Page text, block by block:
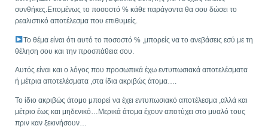
συνθήκες.Επομένως το ποσοστό % κάθε παράγοντα θα σου δώσει το
ρεαλιστικό αποτέλεσμα που επιθυμείς.
Το θέμα είναι ότι αυτό το ποσοστό % ,μπορείς να το ανεβάσεις εσύ με τη
θέληση σου και την προσπάθεια σου.
Αυτός είναι και ο λόγος που προσωπικά έχω εντυπωσιακά αποτελέσματα
ή μέτρια αποτελέσματα ,στα ίδια ακριβώς άτομα….
Το ίδιο ακριβώς άτομο μπορεί να έχει εντυπωσιακό αποτέλεσμα ,αλλά και
μέτριο έως και μηδενικό…Μερικά άτομα έχουν αποτύχει στο μυαλό τους
πριν καν ξεκινήσουν…